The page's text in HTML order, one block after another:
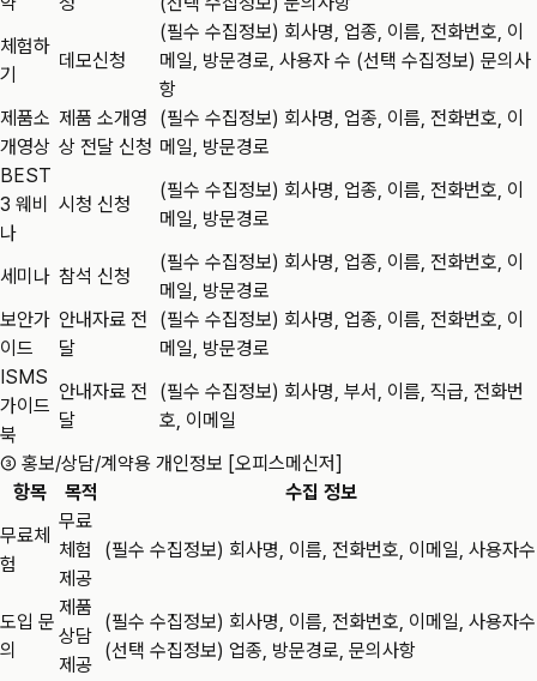
체험하
기
데모신청
(필수 수집정보) 회사명, 업종, 이름, 전화번호, 이
메일, 방문경로, 사용자 수 (선택 수집정보) 문의사
항
제품소
개영상
제품 소개영
상 전달 신청
(필수 수집정보) 회사명, 업종, 이름, 전화번호, 이
메일, 방문경로
BEST
3 웨비
나
시청 신청
(필수 수집정보) 회사명, 업종, 이름, 전화번호, 이
메일, 방문경로
세미나 참석 신청
(필수 수집정보) 회사명, 업종, 이름, 전화번호, 이
메일, 방문경로
보안가
이드
안내자료 전
달
(필수 수집정보) 회사명, 업종, 이름, 전화번호, 이
메일, 방문경로
ISMS
가이드
북
안내자료 전
달
(필수 수집정보) 회사명, 부서, 이름, 직급, 전화번
호, 이메일
③ 홍보/상담/계약용 개인정보 [오피스메신저]
항목
목적
수집 정보
무료체
험
무료
체험
제공
(필수 수집정보) 회사명, 이름, 전화번호, 이메일, 사용자수
도입 문
의
제품
상담
제공
(필수 수집정보) 회사명, 이름, 전화번호, 이메일, 사용자수
(선택 수집정보) 업종, 방문경로, 문의사항